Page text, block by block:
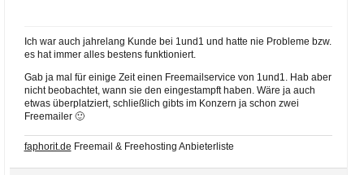
Ich war auch jahrelang Kunde bei 1und1 und hatte nie Probleme bzw.
es hat immer alles bestens funktioniert.
Gab ja mal für einige Zeit einen Freemailservice von 1und1. Hab aber
nicht beobachtet, wann sie den eingestampft haben. Wäre ja auch
etwas überplatziert, schließlich gibts im Konzern ja schon zwei
Freemailer 🙂
faphorit.de Freemail & Freehosting Anbieterliste